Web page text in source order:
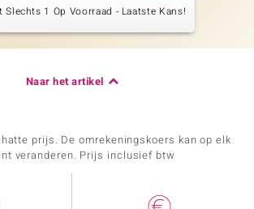
Slechts 1 Op Voorraad - Laatste Kans!
Naar het artikel
prijs. De omrekeningskoers kan op elk
veranderen. Prijs inclusief btw